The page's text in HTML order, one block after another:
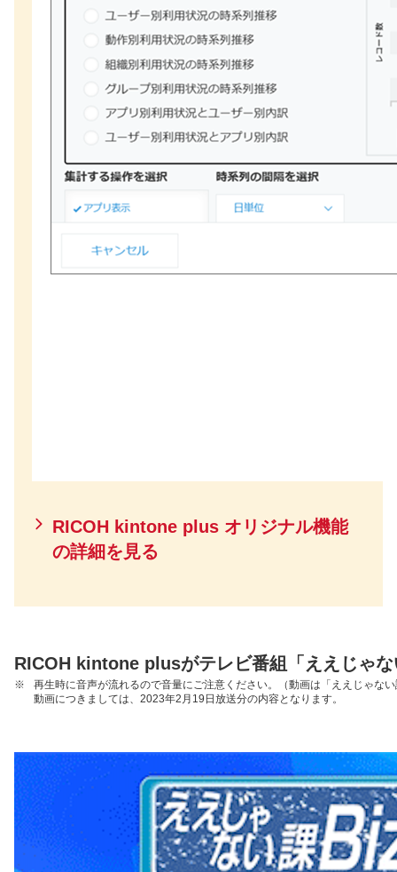
RICOH kintone plus オリジナル機能
の詳細を見る
RICOH kintone plusがテレビ番組「ええじゃ
※
再生時に音声が流れるので音量にご注意ください。（動画は「ええじゃな
動画につきましては、2023年2月19日放送分の内容となります。